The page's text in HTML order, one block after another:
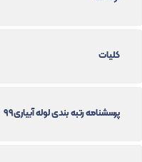
کلیات
پرسشنامه رتبه بندی لوله آبیاری99